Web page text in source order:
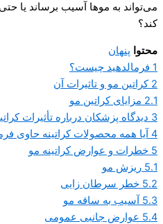
می‌تواند به موها آسیب برساند یا
کند؟
محتوا
پنهان
فرمالدهید چیست؟
کراتین مو و تاثیرات آن
2.1 مزایای کراتین مو
3 دیدگاه پزشکان درباره تأثیرات
4 آیا همه محصولات کراتینه حاوی
خطرات و عوارض کراتینه مو
5.1 ریزش مو
5.2 خطر سرطان زایی
5.3 آسیب به ساقه مو
5.4 عوارض جانبی عمومی